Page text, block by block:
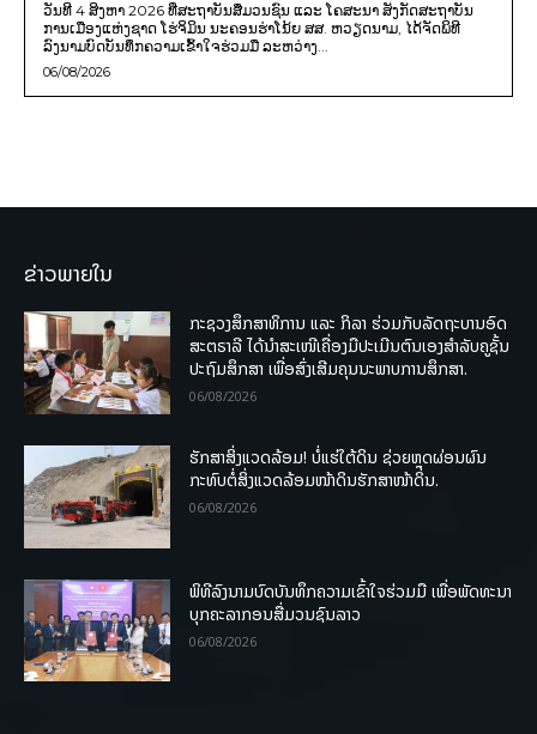
ວັນທີ 4 ສິງຫາ 2026 ທີ່ສະຖາບັນສື່ມວນຊົນ ແລະ ໂຄສະນາ ສັງກັດສະຖາບັນ
ການເມືອງແຫ່ງຊາດ ໂຮ່ຈິມິນ ນະຄອນຮ່າໂນ້ຍ ສສ. ຫວຽດນາມ, ໄດ້ຈັດພິທີ
ລົງນາມບົດບັນທຶກຄວາມເຂົ້າໃຈຮ່ວມມື ລະຫວ່າງ...
06/08/2026
ຂ່າວພາຍໃນ
ກະຊວງສຶກສາທິການ ແລະ ກິລາ ຮ່ວມກັບລັດຖະບານອົດ
ສະຕຣາລີ ໄດ້ນຳສະເໜີເຄື່ອງມືປະເມີນຕົນເອງສຳລັບຄູຊັ້ນ
ປະຖົມສຶກສາ ເພື່ອສົ່ງເສີມຄຸນນະພາບການສຶກສາ.
06/08/2026
ຮັກສາສິ່ງແວດລ້ອມ! ບໍ່ແຮ່ໃຕ້ດິນ ຊ່ວຍຫຼຸດຜ່ອນຜົນ
ກະທົບຕໍ່ສິ່ງແວດລ້ອມໜ້າດິນຮັກສາໜ້າດິນ.
06/08/2026
ພິທີລົງນາມບົດບັນທຶກຄວາມເຂົ້າໃຈຮ່ວມມື ເພື່ອພັດທະນາ
ບຸກຄະລາກອນສື່ມວນຊົນລາວ
06/08/2026